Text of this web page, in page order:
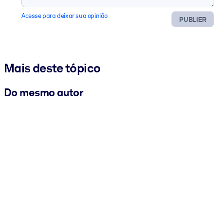
PUBLIER
Acesse para deixar sua opinião
Mais deste tópico
Do mesmo autor